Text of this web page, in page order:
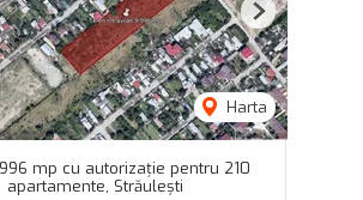
Harta
Next
mp cu autorizație pentru 210
apartamente, Străulești